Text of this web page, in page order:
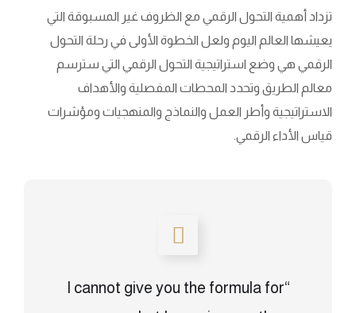
تزداد أهمية التحول الرقمي مع الظروف غير المسبوقة التي
يعيشها العالم اليوم ولعل الخطوة الأولى في رحلة التحول
الرقمي هي وضع استراتيجية التحول الرقمي التي سترسم
معالم الطريق وتحدد المحطات المفصلية والأهداف
الاستراتيجية وأطر العمل والنماذج والمنهجيات ومؤشرات
قياس الأداء الرقمي.
“I cannot give you the formula for